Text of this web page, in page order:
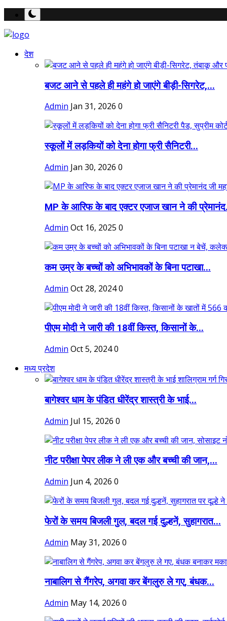
देश
बजट आने से पहले ही महंगे हो जाएंगे बीड़ी-सिगरेट,...
Admin Jan 31, 2026 0
स्कूलों में लड़कियों को देना होगा फ्री सैनिटरी...
Admin Jan 30, 2026 0
MP के आरिफ के बाद एक्टर एजाज खान ने की
Admin Oct 16, 2025 0
कम उम्र के बच्चों को अभिभावकों के बिना पटाखा...
Admin Oct 28, 20240
पीएम मोदी ने जारी की 18वीं किस्त, किसानों के...
Admin Oct 5, 20240
मध्य प्रदेश
बागेश्वर धाम के पंडित धीरेंद्र शास्त्री के भाई...
Admin Jul 15, 2026 0
नीट परीक्षा पेपर लीक ने ली एक और बच्ची की जान,...
Admin Jun 4, 2026 0
फेरों के समय बिजली गुल, बदल गई दुल्हनें, सुहागरात...
Admin May 31, 2026 0
नाबालिग से गैंगरेप, अगवा कर बेंगलुरु ले गए, बंधक...
Admin May 14, 2026 0